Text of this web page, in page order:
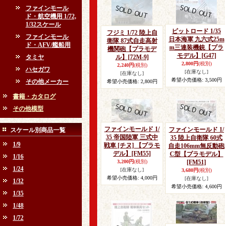
ファインモール
ド・航空機用 1/72,
1/32スケール
ファインモール
ド・AFV/艦船用
タミヤ
ハセガワ
その他メーカー
書籍・カタログ
その他模型
スケール別商品一覧
1/9
1/16
1/24
1/32
1/35
1/48
1/72
フジミ 1/72 陸上自
衛隊 87式自走高射
機関砲【プラモデ
ル】
[72M-9]
2,240円(税別)
[在庫なし]
希望小売価格: 2,800円
ピットロード 1/35
日本海軍 九六式25m
m三連装機銃【プラ
モデル】
[G47]
2,800円(税別)
[在庫なし]
希望小売価格: 3,500円
ファインモールド 1/
35 帝国陸軍 三式中
戦車 [チヌ] 【プラモ
デル】
[FM55]
3,200円(税別)
[在庫なし]
希望小売価格: 4,000円
ファインモールド 1/
35 陸上自衛隊 60式
自走106mm無反動砲
C型【プラモデル】
[FM51]
3,680円(税別)
[在庫なし]
希望小売価格: 4,600円